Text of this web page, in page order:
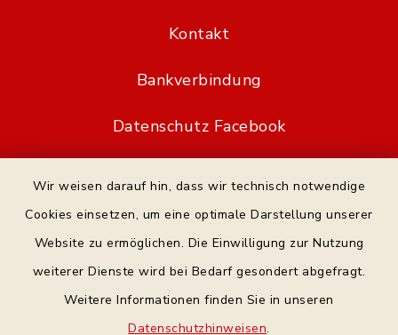
Wir weisen darauf hin, dass wir technisch notwendige
Cookies einsetzen, um eine optimale Darstellung unserer
Website zu ermöglichen. Die Einwilligung zur Nutzung
weiterer Dienste wird bei Bedarf gesondert abgefragt.
Weitere Informationen finden Sie in unseren
Datenschutzhinweisen.
Kontakt
Bankverbindung
Datenschutz Facebook
Datenschutz
Impressum
Sitemap